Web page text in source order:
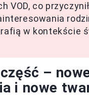
VOD, co
w kontekście
–
i nowe